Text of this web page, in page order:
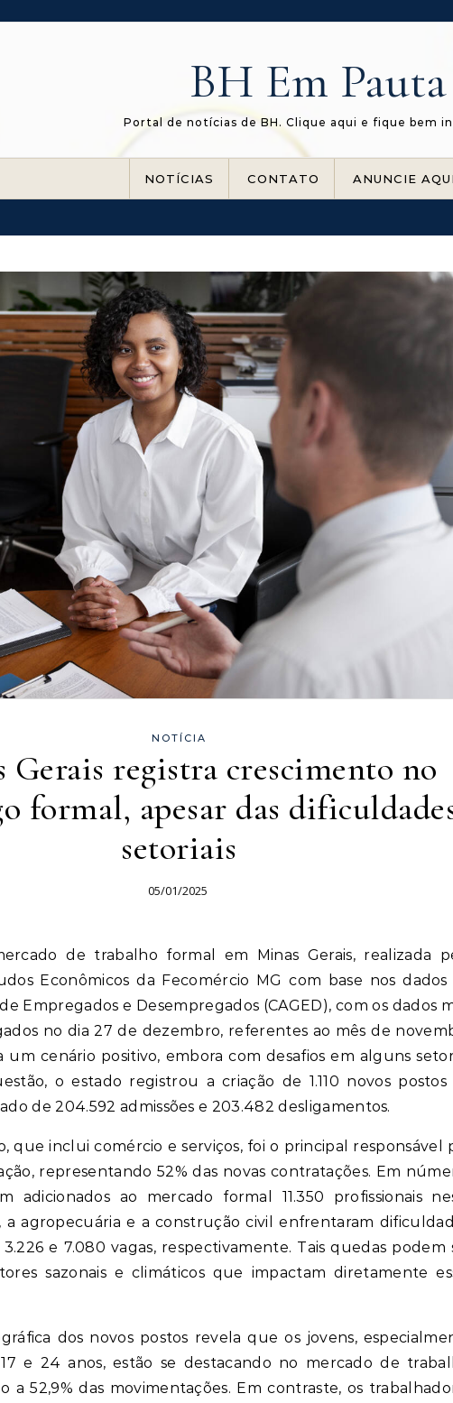
BH Em Pauta
Portal de notícias de BH. Clique aqui e fique bem
NOTÍCIAS CONTATO ANUNCIE AQUI
NOTÍCIA
Gerais registra crescimento no
formal, apesar das
setoriais
05/01/2025
Econômicos da Fecomércio MG com base nos dados
Empregados e Desempregados (CAGED), com os dados
no dia 27 de dezembro, referentes ao mês de
um cenário positivo, embora com desafios em alguns
o estado registrou a criação de 1.110 novos postos
de 204.592 admissões e 203.482 desligamentos.
que inclui comércio e serviços, foi o principal responsável
representando 52% das novas contratações. Em
adicionados ao mercado formal 11.350 profissionais
a agropecuária e a construção civil enfrentaram
e 7.080 vagas, respectivamente. Tais quedas podem
sazonais e climáticos que impactam diretamente
dos novos postos revela que os jovens,
e 24 anos, estão se destacando no mercado de
a 52,9% das movimentações. Em contraste, os